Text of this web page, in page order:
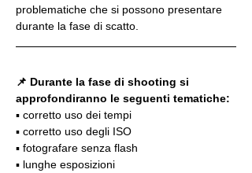
problematiche che si possono presentare
durante la fase di scatto.
📌 Durante la fase di shooting si
approfondiranno le seguenti tematiche:
▪️ corretto uso dei tempi
▪️ corretto uso degli ISO
▪️ fotografare senza flash
▪️ lunghe esposizioni